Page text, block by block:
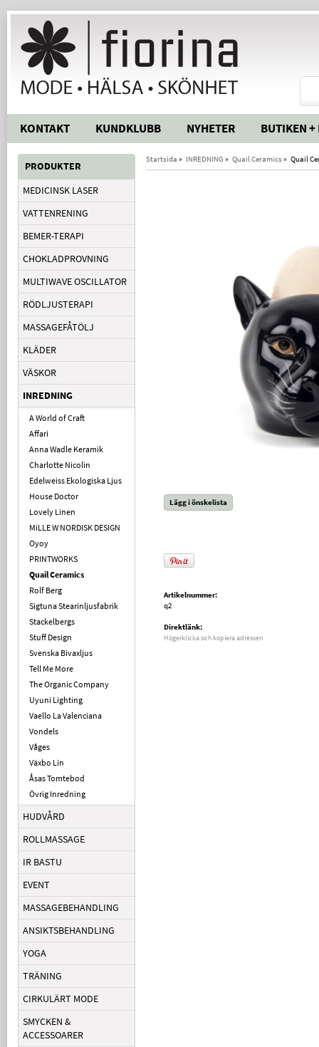
KONTAKT KUNDKLUBB NYHETER BUTIKEN +
PRODUKTER
MEDICINSK LASER
VATTENRENING
BEMER-TERAPI
CHOKLADPROVNING
MULTIWAVE OSCILLATOR
RÖDLJUSTERAPI
MASSAGEFÅTÖLJ
KLÄDER
VÄSKOR
INREDNING
A World of Craft
Affari
Anna Wadle Keramik
Charlotte Nicolin
Edelweiss Ekologiska Ljus
House Doctor
Lovely Linen
MiLLE W NORDISK DESIGN
Oyoy
PRINTWORKS
Quail Ceramics
Rolf Berg
Sigtuna Stearinljusfabrik
Stackelbergs
Stuff Design
Svenska Bivaxljus
Tell Me More
The Organic Company
Uyuni Lighting
Vaello La Valenciana
Vondels
Våges
Växbo Lin
Åsas Tomtebod
Övrig Inredning
HUDVÅRD
ROLLMASSAGE
IR BASTU
EVENT
MASSAGEBEHANDLING
ANSIKTSBEHANDLING
YOGA
TRÄNING
CIRKULÄRT MODE
SMYCKEN &
ACCESSOARER
Startsida » INREDNING » Quail Ceramics» Quail
Lägg i önskelista
Artikelnummer:
q2
Direktlänk:
Högerklicka och kopiera adressen